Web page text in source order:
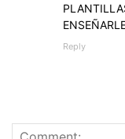
Reply